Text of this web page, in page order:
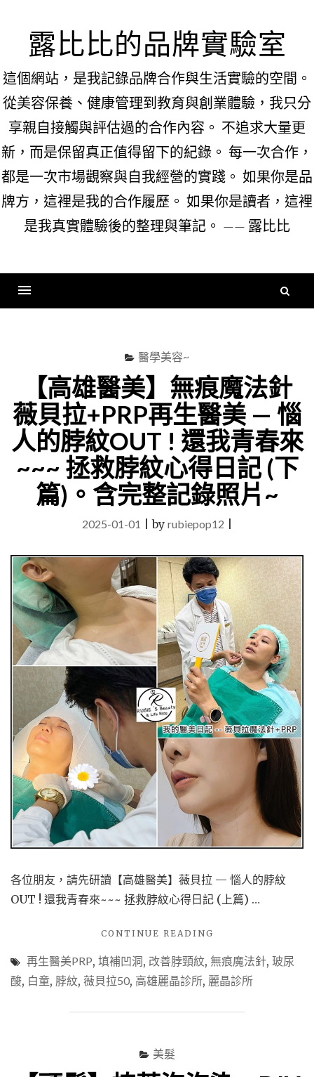
content露比比的品牌實驗室
這個網站，是我記錄品牌合作與生活實驗的空間。
從美容保養、健康管理到教育與創業體驗，我只分
享親自接觸與評估過的合作內容。 不追求大量更
新，而是保留真正值得留下的紀錄。 每一次合作，
都是一次市場觀察與自我經營的實踐。 如果你是品
牌方，這裡是我的合作履歷。 如果你是讀者，這裡
是我真實體驗後的整理與筆記。 —— 露比比
醫學美容~
【高雄醫美】無痕魔法針
薇貝拉+PRP再生醫美 — 惱
人的脖紋OUT ! 還我青春來
~~~ 拯救脖紋心得日記 (下
篇)。含完整記錄照片~
2025-01-01 |by rubiepop12
各位朋友，請先研讀【高雄醫美】薇貝拉 — 惱人的脖紋
OUT ! 還我青春來~~~ 拯救脖紋心得日記 (上篇) …
CONTINUE READING
醫
美】
再生醫美PRP, 填補凹洞, 改善脖頸紋, 無痕魔法針, 玻尿
酸, 白童, 脖紋, 薇貝拉50, 高雄麗晶診所, 麗晶診所
美髮